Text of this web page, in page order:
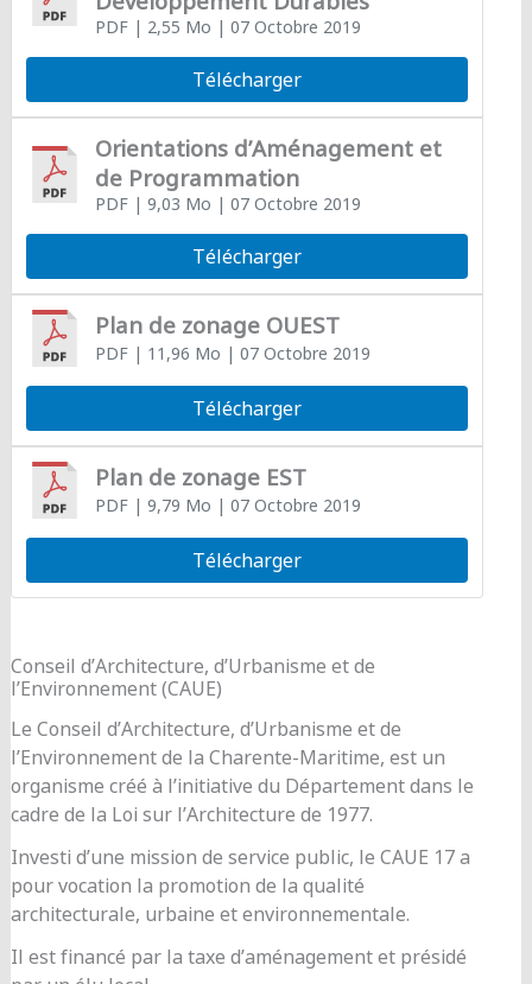
PDF| 2,55 Mo | 07 Octobre 2019
Télécharger
Orientations d’Aménagement et
de Programmation
PDF| 9,03 Mo | 07 Octobre 2019
Télécharger
Plan de zonage OUEST
PDF| 11,96 Mo | 07 Octobre 2019
Télécharger
Plan de zonage EST
PDF| 9,79 Mo | 07 Octobre 2019
Télécharger
Conseil d’Architecture, d’Urbanisme et de
l’Environnement (CAUE)
Le Conseil d’Architecture, d’Urbanisme et de
l’Environnement de la Charente-Maritime, est un
organisme créé à l’initiative du Département dans le
cadre de la Loi sur l’Architecture de 1977.
Investi d’une mission de service public, le CAUE 17 a
pour vocation la promotion de la qualité
architecturale, urbaine et environnementale.
Il est financé par la taxe d’aménagement et présidé